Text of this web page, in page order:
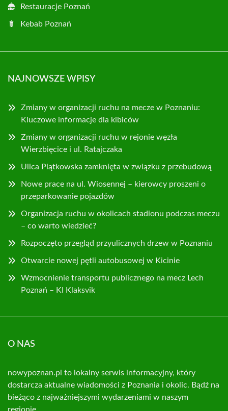
Restauracje Poznań
Kebab Poznań
NAJNOWSZE WPISY
Zmiany w organizacji ruchu na mecze w Poznaniu:
Kluczowe informacje dla kibiców
Zmiany w organizacji ruchu w rejonie węzła
Wierzbięcice i ul. Ratajczaka
Ulica Piątkowska zamknięta w związku z przebudową
Nowe prace na ul. Wiosennej – kierowcy proszeni o
przeparkowanie pojazdów
Organizacja ruchu w okolicach stadionu podczas meczu
– co warto wiedzieć?
Rozpoczęto przegląd przyulicznych drzew w Poznaniu
Otwarcie nowej pętli autobusowej w Kicinie
Wzmocnienie transportu publicznego na mecz Lech
Poznań – KI Klaksvik
O NAS
nowypoznan.pl to lokalny serwis informacyjny, który
dostarcza aktualne wiadomości z Poznania i okolic. Bądź na
bieżąco z najważniejszymi wydarzeniami w naszym
regionie.